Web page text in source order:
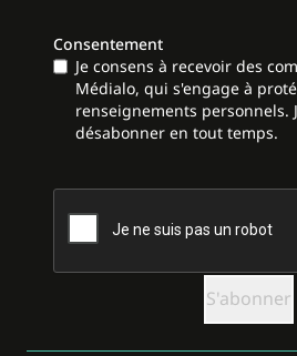
Consentement
Je consens à recevoir des
Médialo, qui s'engage à
renseignements personnels.
désabonner en tout temps.
CAPTCHA